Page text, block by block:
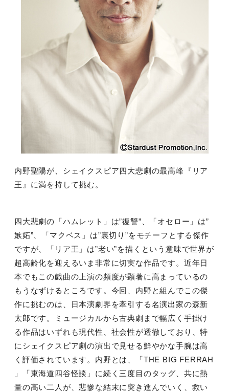
内野聖陽が、シェイクスピア四大悲劇の最高峰『リア
王』に満を持して挑む。
四大悲劇の「ハムレット」は”復讐”、「オセロー」は”
嫉妬”、「マクベス」は”裏切り”をモチーフとする傑作
ですが、「リア王」は”老い”を描くという意味で世界が
超高齢化を迎えるいま非常に切実な作品です。近年日
本でもこの戯曲の上演の頻度が顕著に高まっているの
もうなずけるところです。今回、内野と組んでこの傑
作に挑むのは、日本演劇界を牽引する名演出家の森新
太郎です。ミュージカルから古典劇まで幅広く手掛け
る作品はいずれも現代性、社会性が透徹しており、特
にシェイクスピア劇の演出で見せる鮮やかな手腕は高
く評価されています。内野とは、「THE BIG FERRAH
」「東海道四谷怪談」に続く三度目のタッグ、共に熱
量の高い二人が、悲惨な結末に突き進んでいく、救い